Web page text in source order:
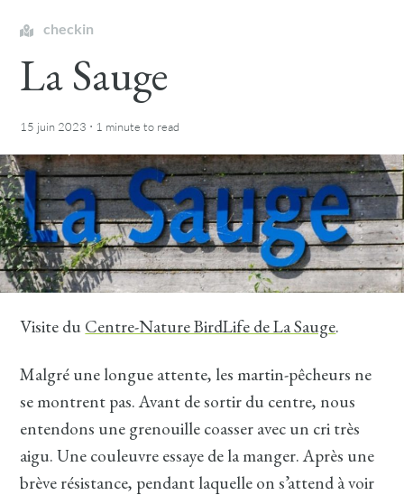
checkin
La Sauge
15 juin 2023 · 1 minute to read
Visite du Centre-Nature BirdLife de La Sauge.
Malgré une longue attente, les martin-pêcheurs ne
se montrent pas. Avant de sortir du centre, nous
entendons une grenouille coasser avec un cri très
aigu. Une couleuvre essaye de la manger. Après une
brève résistance, pendant laquelle on s’attend à voir